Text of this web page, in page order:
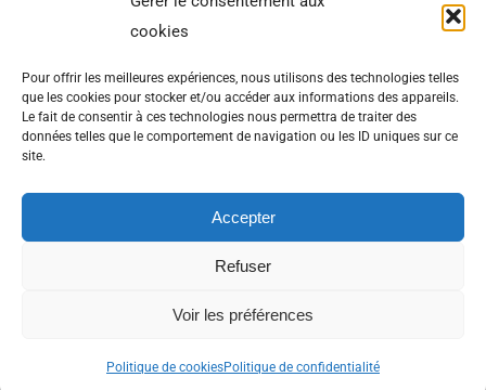
cookies
Pour offrir les meilleures expériences, nous utilisons des technologies telles
que les cookies pour stocker et/ou accéder aux informations des appareils.
Le fait de consentir à ces technologies nous permettra de traiter des
données telles que le comportement de navigation ou les ID uniques sur ce
site.
Accepter
Refuser
Voir les préférences
Politique de cookiesPolitique de confidentialité